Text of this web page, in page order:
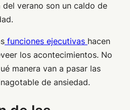
verano son un caldo de
funciones ejecutivas hacen
los acontecimientos. No
manera van a pasar las
de ansiedad.